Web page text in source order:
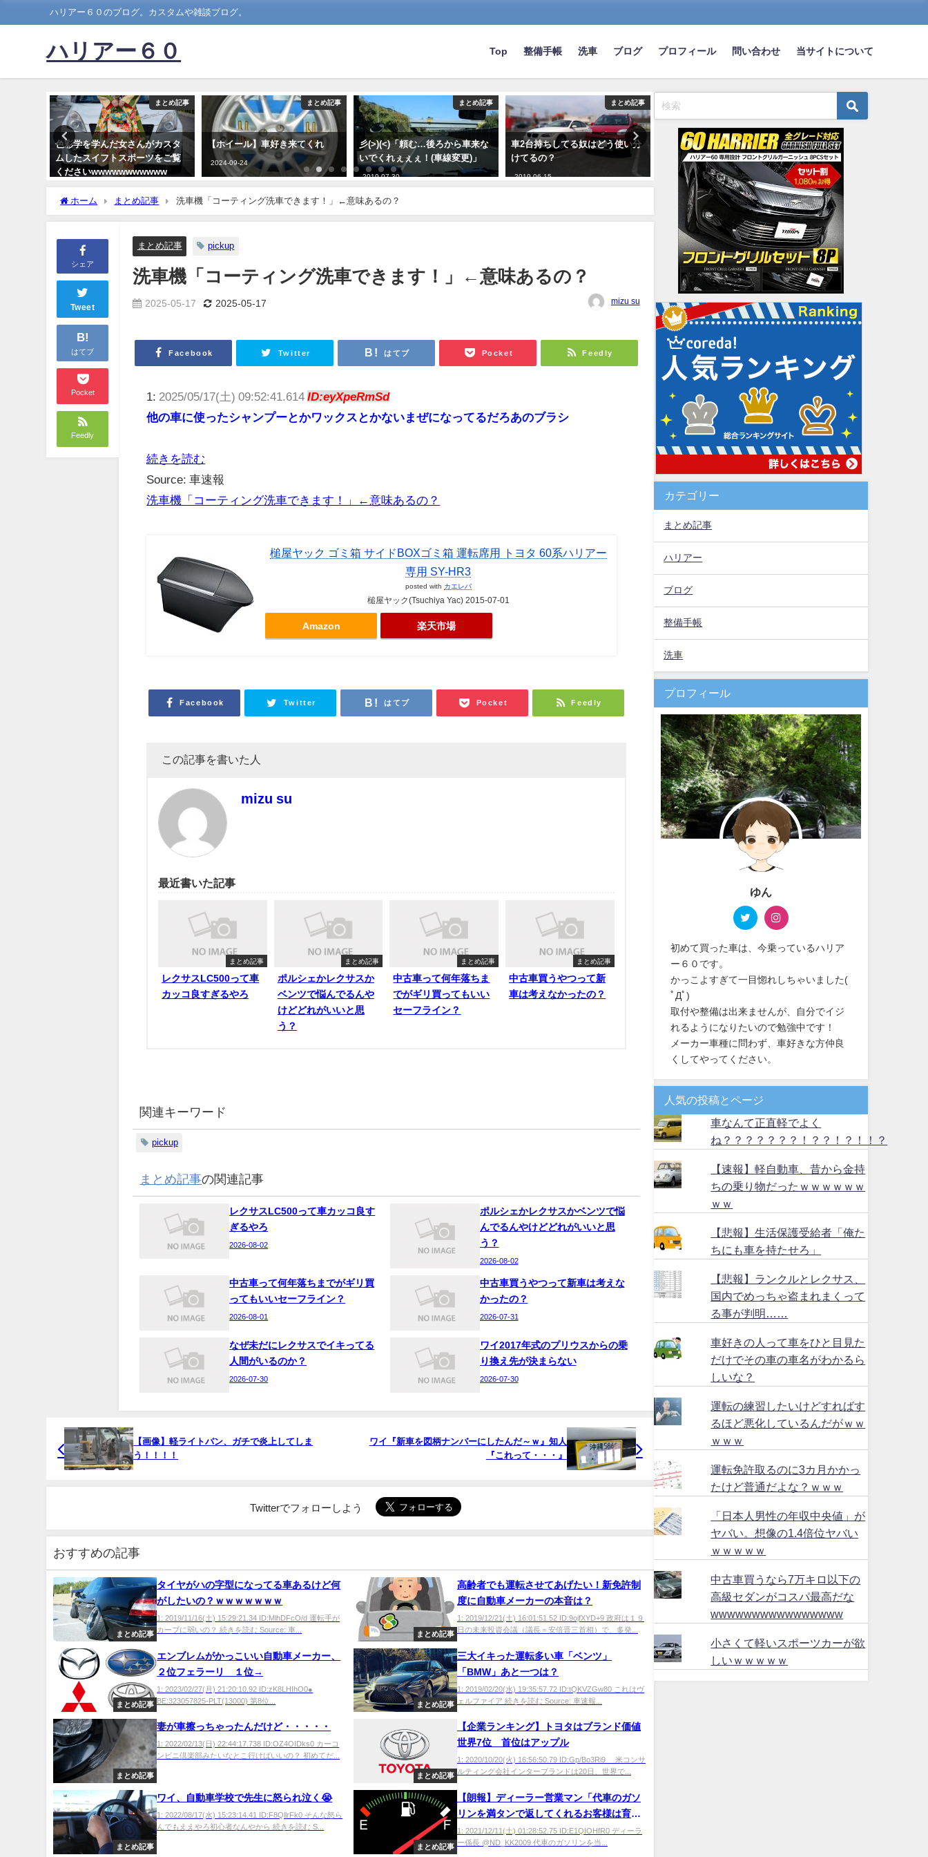
ハリアー６０のブログ。カスタムや雑談ブログ。
ハリアー６０ Top 整備手帳 洗車 ブログ プロフィール 問い合わせ 当サイトについて
まとめ記事
色彩学を学んだ女さんがカスタ
ムしたスイフトスポーツをご覧
くださいwwwwwwwwwww
まとめ記事
【ホイール】車好き来てくれ
2024-09-24
まとめ記事
彡(>)(<)「頼む…後ろから車来な
いでくれぇぇぇ！(車線変更)」
2019-07-30
まとめ記事
車2台持ちしてる奴はどう使い分
けてるの？
2019-06-15
ホンダのフリードってどうな
ん？？
2022-09-08
安い車ってもれなくデザイ
さいやん？
2020-02-19
ホーム まとめ記事 洗車機「コーティング洗車できます！」←意味あるの？
シェア
Tweet
B!
はてブ
Pocket
Feedly
まとめ記事 pickup
洗車機「コーティング洗車できます！」←意味あるの？
2025-05-17 2025-05-17 mizu su
Facebook Twitter はてブ Pocket Feedly
1: 2025/05/17(土) 09:52:41.614ID:eyXpeRmSd
他の車に使ったシャンプーとかワックスとかないまぜになってるだろあのブラシ
続きを読む
Source: 車速報
洗車機「コーティング洗車できます！」←意味あるの？
槌屋ヤック ゴミ箱 サイドBOXゴミ箱 運転席用 トヨタ 60系ハリアー
専用 SY-HR3
posted with カエレバ
槌屋ヤック(Tsuchiya Yac) 2015-07-01
Amazon 楽天市場
Facebook Twitter はてブ Pocket Feedly
この記事を書いた人
mizu su
最近書いた記事
まとめ記事
レクサスLC500って車
カッコ良すぎるやろ
まとめ記事
ポルシェかレクサスか
ベンツで悩んでるんや
けどどれがいいと思
う？
まとめ記事
中古車って何年落ちま
でがギリ買ってもいい
セーフライン？
まとめ記事
中古車買うやつって新
車は考えなかったの？
関連キーワード
pickup
まとめ記事の関連記事
レクサスLC500って車カッコ良す
ぎるやろ
2026-08-02
ポルシェかレクサスかベンツで悩
んでるんやけどどれがいいと思
う？
2026-08-02
中古車って何年落ちまでがギリ買
ってもいいセーフライン？
2026-08-01
中古車買うやつって新車は考えな
かったの？
2026-07-31
なぜ未だにレクサスでイキってる
人間がいるのか？
2026-07-30
ワイ2017年式のプリウスからの乗
り換え先が決まらない
2026-07-30
【画像】軽ライトバン、ガチで炎上してしま
う！！！！
ワイ『新車を図柄ナンバーにしたんだ～ｗ』知人
『これって・・・』
Twitterでフォローしよう
おすすめの記事
まとめ記事
タイヤがハの字型になってる車あるけど何
がしたいの？ｗｗｗｗｗｗｗ
1: 2019/11/16(土) 15:29:21.34 ID:MlhDFcO/d 運転手が
カーブに弱いの？ 続きを読む Source: 車...
まとめ記事
高齢者でも運転させてあげたい！新免許制
度に自動車メーカーの本音は？
1: 2019/12/21(土) 16:01:51.52 ID:9ojfXYD+9 政府は１９
日の未来投資会議（議長＝安倍晋三首相）で、多発...
まとめ記事
エンブレムがかっこいい自動車メーカー、
２位フェラーリ １位→
1: 2023/02/27(月) 21:20:10.92 ID:zK8LHIhO0●
BE:323057825-PLT(13000) 第8位...
まとめ記事
三大イキった運転多い車「ベンツ」
「BMW」あと一つは？
1: 2019/02/20(水) 19:35:57.72 ID:tQKVZGw80 これはヴ
ェルファイア 続きを読む Source: 車速報...
まとめ記事
妻が車擦っちゃったんだけど・・・・・
1: 2022/02/13(日) 22:44:17.738 ID:OZ4OIDks0 カーコ
ンビニ倶楽部みたいなとこ行けばいいの？ 初めてだ...
まとめ記事
【企業ランキング】トヨタはブランド価値
世界7位 首位はアップル
1: 2020/10/20(火) 16:56:50.79 ID:Gp/Bo3Ri9 米コンサ
ルティング会社インターブランドは20日、世界で...
まとめ記事
ワイ、自動車学校で先生に怒られ泣く😭
1: 2022/08/17(水) 15:23:14.41 ID:F8QllrFk0 そんな怒ら
んでもええやろ初心者なんやから 続きを読む S...
まとめ記事
【朗報】ディーラー営業マン「代車のガソ
リンを満タンで返してくれるお客様は育ち
の良さを感じる」
1: 2021/12/11(土) 01:28:52.75 ID:E1QIOHfR0 ディーラ
ー係長 @ND_KK2009 代車のガソリンを当...
カテゴリー
まとめ記事
ハリアー
ブログ
整備手帳
洗車
プロフィール
ゆん
初めて買った車は、今乗っているハリア
ー６０です。
かっこよすぎて一目惚れしちゃいました(
ﾟДﾟ)
取付や整備は出来ませんが、自分でイジ
れるようになりたいので勉強中です！
メーカー車種に問わず、車好きな方仲良
くしてやってください。
人気の投稿とページ
車なんて正直軽でよく
ね？？？？？？？！？？！？！！？
【速報】軽自動車、昔から金持
ちの乗り物だったｗｗｗｗｗｗ
ｗｗ
【悲報】生活保護受給者「俺た
ちにも車を持たせろ」
【悲報】ランクルとレクサス、
国内でめっちゃ盗まれまくって
る事が判明……
車好きの人って車をひと目見た
だけでその車の車名がわかるら
しいな？
運転の練習したいけどすればす
るほど悪化しているんだがｗｗ
ｗｗｗ
運転免許取るのに3カ月かかっ
たけど普通だよな？ｗｗｗ
「日本人男性の年収中央値」が
ヤバい。想像の1.4倍位ヤバい
ｗｗｗｗｗ
中古車買うなら7万キロ以下の
高級セダンがコスパ最高だな
wwwwwwwwwwwwwwww
小さくて軽いスポーツカーが欲
しいｗｗｗｗｗ